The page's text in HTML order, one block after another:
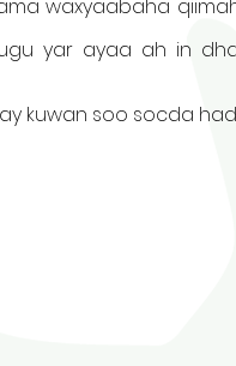
waxyaabaha
yar ayaa ah in
kuwan soo socda